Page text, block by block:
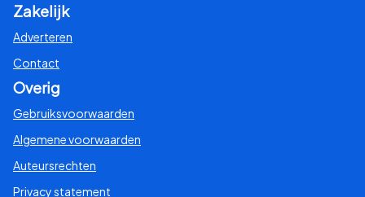
Zakelijk
Adverteren
Contact
Overig
Gebruiksvoorwaarden
Algemene voorwaarden
Auteursrechten
Privacy statement